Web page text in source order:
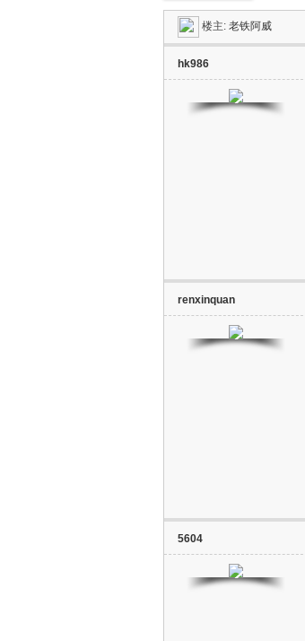
» ›
楼主: 老铁阿威
hk986
renxinquan
5604